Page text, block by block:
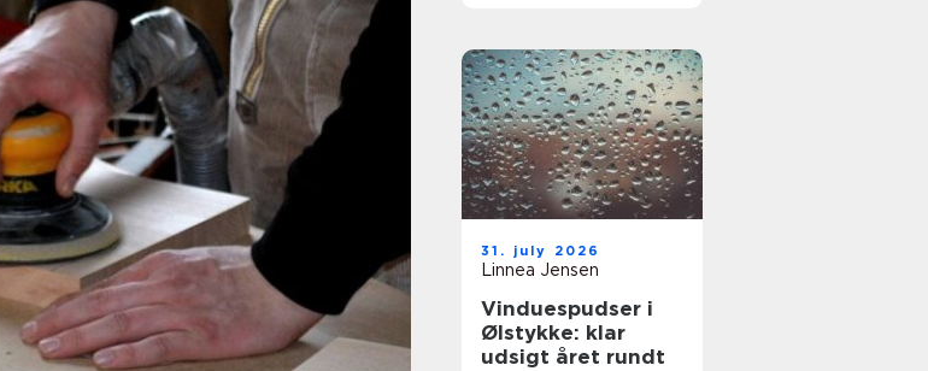
31. july 2026
Linnea Jensen
Vinduespudser i
Ølstykke: klar
udsigt året rundt